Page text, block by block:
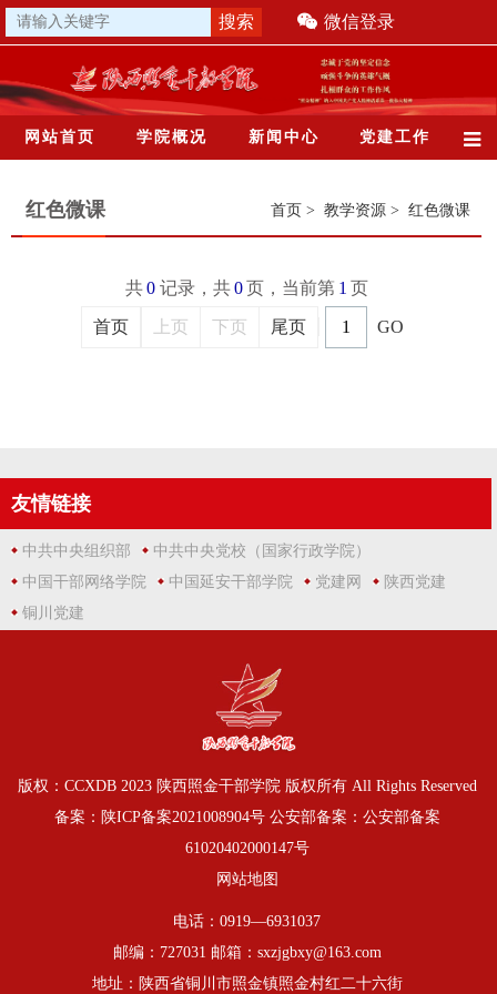
微信登录
网站首页 学院概况 新闻中心 党建工作
首页 > 教学资源 > 红色微课
红色微课
共 0 记录，共0 页，当前第 1 页
首页 上页 下页 尾页 GO
友情链接
中共中央组织部
中共中央党校（国家行政学院）
中国干部网络学院
中国延安干部学院 党建网
陕西党建
铜川党建
版权：CCXDB 2023 陕西照金干部学院 版权所有 All Rights Reserved
备案： 陕ICP备案2021008904号公安部备案： 公安部备案
61020402000147号
网站地图
电话：0919—6931037
邮编：727031 邮箱：sxzjgbxy@163.com
地址：陕西省铜川市照金镇照金村红二十六街